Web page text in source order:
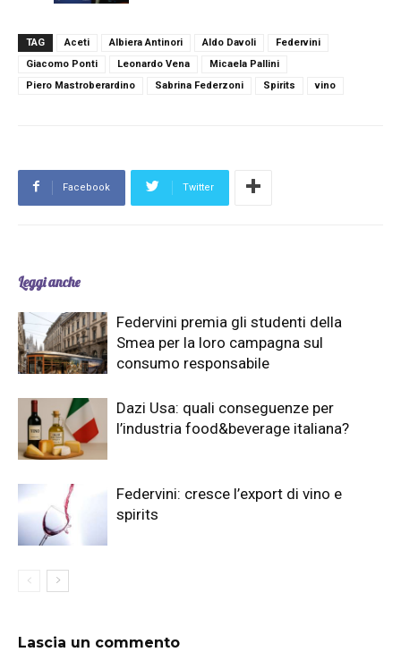
TAG Aceti Albiera Antinori Aldo Davoli
Federvini
Giacomo Ponti
Leonardo Vena
Micaela Pallini
Piero Mastroberardino
Sabrina Federzoni Spirits vino
Facebook Twitter
Leggi anche
Federvini premia gli studenti della
Smea per la loro campagna sul
consumo responsabile
Dazi Usa: quali conseguenze per
l’industria food&beverage italiana?
Federvini: cresce l’export di vino e
spirits
Lascia un commento